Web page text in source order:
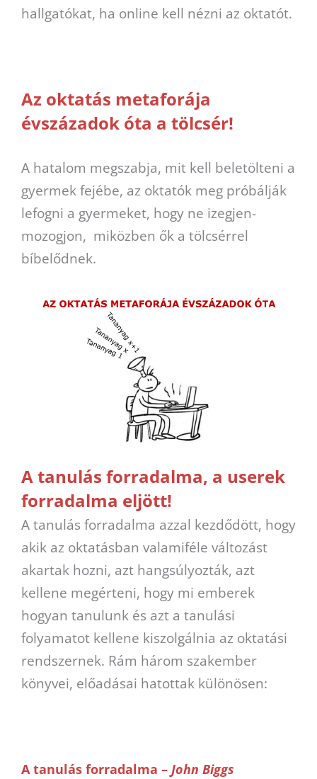
hallgatókat, ha online kell nézni az oktatót.
Az oktatás metaforája
évszázadok óta a tölcsér!
A hatalom megszabja, mit kell beletölteni a
gyermek fejébe, az oktatók meg próbálják
lefogni a gyermeket, hogy ne izegjen-
mozogjon, miközben ők a tölcsérrel
bíbelődnek.
A tanulás forradalma, a userek
forradalma eljött!
A tanulás forradalma azzal kezdődött, hogy
akik az oktatásban valamiféle változást
akartak hozni, azt hangsúlyozták, azt
kellene megérteni, hogy mi emberek
hogyan tanulunk és azt a tanulási
folyamatot kellene kiszolgálnia az oktatási
rendszernek. Rám három szakember
könyvei, előadásai hatottak különösen:
A tanulás forradalma – John Biggs